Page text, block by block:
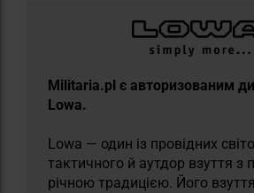
Militaria.pl є авторизованим
Lowa.
Lowa — один із провідних
тактичного й аутдор взуття з
річною традицією. Його